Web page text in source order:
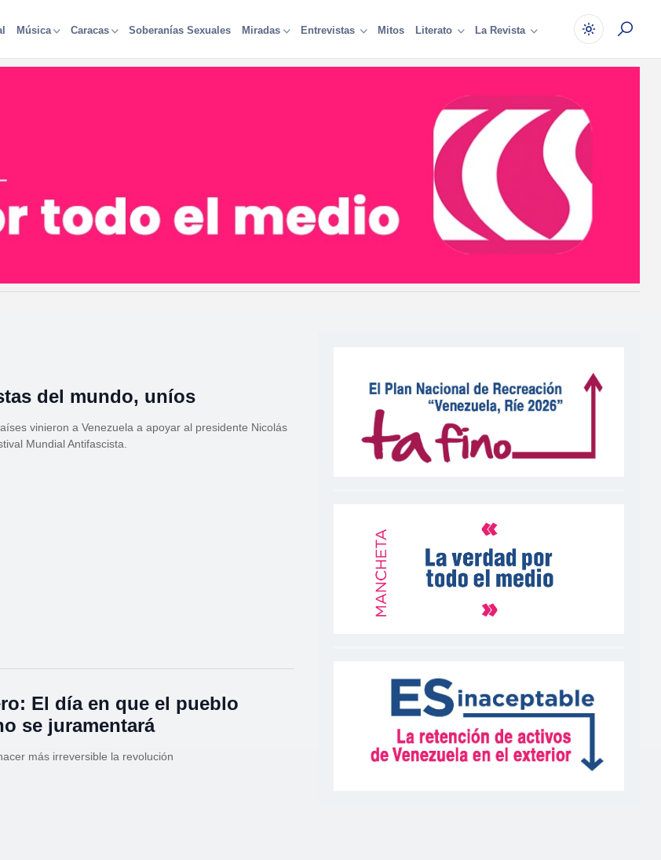
Música Caracas Soberanías Sexuales Miradas Entrevistas Mitos Literato La Revista
del mundo, uníos
vinieron a Venezuela a apoyar al presidente Nicolás
Mundial Antifascista.
El día en que el pueblo
se juramentará
más irreversible la revolución